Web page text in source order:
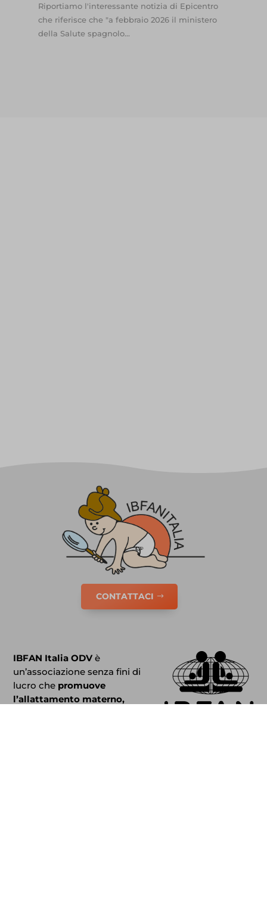
Riportiamo l'interessante notizia di Epicentro
che riferisce che "a febbraio 2026 il ministero
della Salute spagnolo...
CONTATTACI
IBFAN Italia ODV è
un’associazione senza fini di
lucro che promuove
l’allattamento materno,